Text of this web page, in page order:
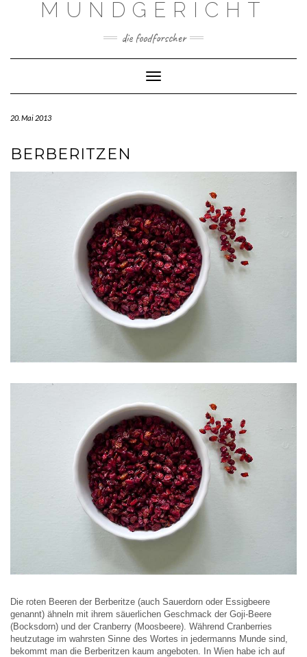
MUNDGERICHT
die foodforscher
Toggle Navigation
20. Mai 2013
BERBERITZEN
Die roten Beeren der Berberitze (auch Sauerdorn oder Essigbeere
genannt) ähneln mit ihrem säuerlichen Geschmack der Goji-Beere
(Bocksdorn) und der Cranberry (Moosbeere). Während Cranberries
heutzutage im wahrsten Sinne des Wortes in jedermanns Munde sind,
bekommt man die Berberitzen kaum angeboten. In Wien habe ich auf